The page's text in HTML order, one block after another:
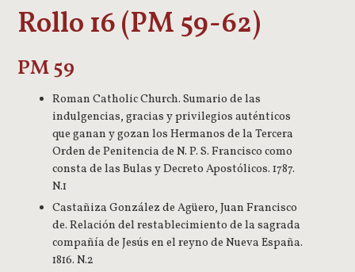
Rollo 16 (PM 59-62)
PM 59
Roman Catholic Church. Sumario de las
indulgencias, gracias y privilegios auténticos
que ganan y gozan los Hermanos de la Tercera
Orden de Penitencia de N. P. S. Francisco como
consta de las Bulas y Decreto Apostólicos. 1787.
N.1
Castañiza González de Agüero, Juan Francisco
de. Relación del restablecimiento de la sagrada
compañía de Jesús en el reyno de Nueva España.
1816. N.2